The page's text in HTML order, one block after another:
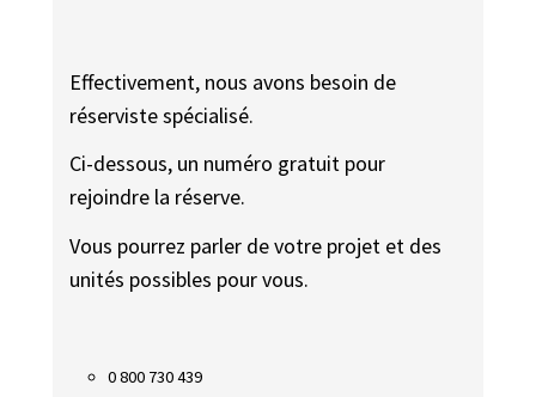
Effectivement, nous avons besoin de
réserviste spécialisé.
Ci-dessous, un numéro gratuit pour
rejoindre la réserve.
Vous pourrez parler de votre projet et des
unités possibles pour vous.
0 800 730 439